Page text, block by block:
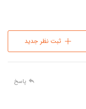
ثبت نظر جدید
پاسخ